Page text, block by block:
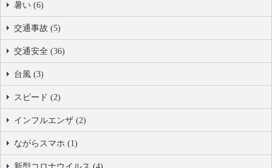
暑い (6)
交通事故 (5)
交通安全 (36)
台風 (3)
スピード (2)
インフルエンザ (2)
ながらスマホ (1)